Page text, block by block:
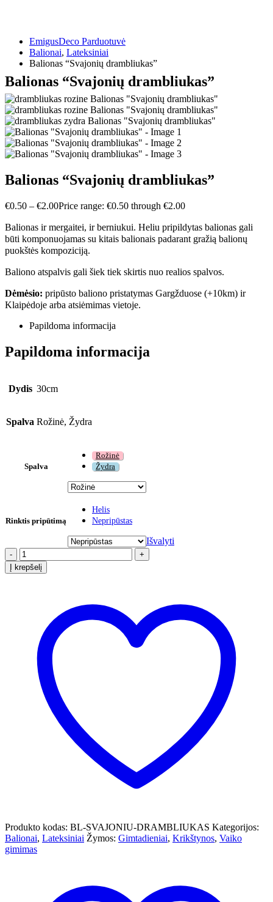
EmigusDeco Parduotuvė
Balionai, Lateksiniai
Balionas “Svajonių drambliukas”
Balionas “Svajonių drambliukas”
Balionas “Svajonių drambliukas”
€0.50 – €2.00Price range: €0.50 through €2.00
Balionas ir mergaitei, ir berniukui. Heliu pripildytas balionas gali
būti komponuojamas su kitais balionais padarant gražią balionų
puokštės kompoziciją.
Baliono atspalvis gali šiek tiek skirtis nuo realios spalvos.
Dėmėsio: pripūsto baliono pristatymas Gargžduose (+10km) ir
Klaipėdoje arba atsiėmimas vietoje.
Papildoma informacija
Papildoma informacija
Dydis 30cm
Spalva Rožinė, Žydra
Spalva
Rožinė
Žydra
Rinktis pripūtimą
Helis
Nepripūstas
Išvalyti
-
+
Į krepšelį
Produkto kodas: BL-SVAJONIU-DRAMBLIUKAS Kategorijos:
Balionai, Lateksiniai Žymos: Gimtadieniai, Krikštynos, Vaiko
gimimas